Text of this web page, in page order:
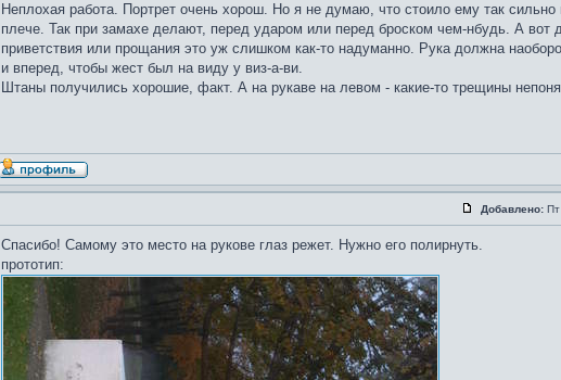
Неплохая работа. Портрет очень хорош. Но я не думаю, что стоило ему так сильно
плече. Так при замахе делают, перед ударом или перед броском чем-нбудь. А вот
приветствия или прощания это уж слишком как-то надуманно. Рука должна
и вперед, чтобы жест был на виду у виз-а-ви.
Штаны получились хорошие, факт. А на рукаве на левом - какие-то трещины
Добавлено:
Спасибо! Самому это место на рукове глаз режет. Нужно его полирнуть.
прототип: